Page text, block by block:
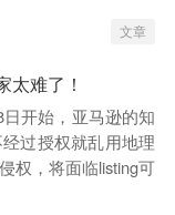
文章
难了！
开始，亚马逊的知
过授权就乱用地理
权，将面临listing可